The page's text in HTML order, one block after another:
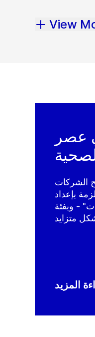
View
عصر
الشركات
بإعداد
- وبفئة
المزيد